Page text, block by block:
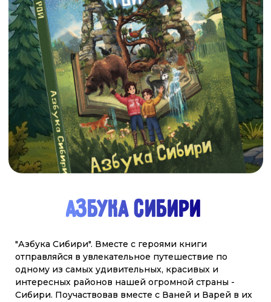
смотреть купить
Вместе со своими друзьями - необыкновенной
собакой Лайкой, которая умеет не только говорить,
но и пользоваться интернетом и сказочным
северным оленем, Лёней вы отправитесь в
путешествие на настоящем ледоколе. Эта поездка
по холодным морям подарила брату и сестре, не
только захватывающие приключения, но и новые
знания — о русском Севере, и героической
истории его покорения, о его невероятной
природе и столь же невероятных жителях и об
уникальных российских кораблях-ледоколах,
подобных которым нет нигде в мире. Вернувшись
домой, Ваня и Варя решили поделиться тем, что
узнали, со всеми ребятами нашей необъятной и
прекрасной
Главные герои - Варя, Ваня и собака Лайка - вместе
уголкам Арктики и Дальнего Востока. В конце
каждой главы - задание, которое поможет
закрепить знания. Красочные иллюстрации Ольги
Графовой как нельзя лучше передают красоту
ГДЕ КУПИТЬ
НАШИ АЗБУКИ?